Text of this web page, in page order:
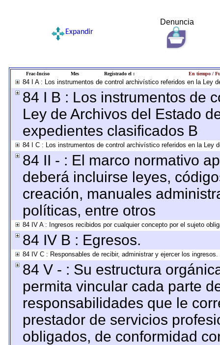
Denuncia
Expandir
Frac-Inciso Mes Registrado el : En tiempo /
84 I A : Los instrumentos de control archivístico referidos en la Ley
84 I B : Los instrumentos de
Ley de Archivos del Estado
expedientes clasificados B
84 I C : Los instrumentos de control archivístico referidos en la Ley
84 II - : El marco normativo
deberá incluirse leyes,
creación, manuales
políticas, entre otros
84 IV A : Ingresos recibidos por cualquier concepto por el sujeto
84 IV B : Egresos.
84 IV C : Responsables de recibir, administrar y ejercer los ingresos.
84 V - : Su estructura
permita vincular cada parte
responsabilidades que le
prestador de servicios
obligados, de conformidad